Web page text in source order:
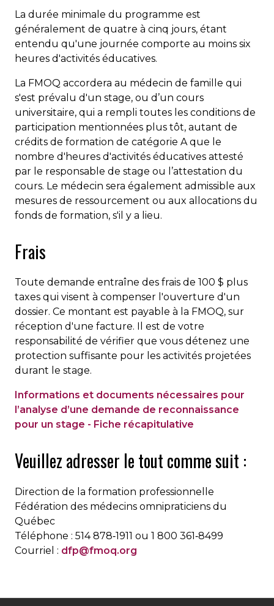
La durée minimale du programme est
généralement de quatre à cinq jours, étant
entendu qu'une journée comporte au moins six
heures d'activités éducatives.
La FMOQ accordera au médecin de famille qui
s'est prévalu d'un stage, ou d’un cours
universitaire, qui a rempli toutes les conditions de
participation mentionnées plus tôt, autant de
crédits de formation de catégorie A que le
nombre d'heures d'activités éducatives attesté
par le responsable de stage ou l’attestation du
cours. Le médecin sera également admissible aux
mesures de ressourcement ou aux allocations du
fonds de formation, s'il y a lieu.
Frais
Toute demande entraîne des frais de 100 $ plus
taxes qui visent à compenser l'ouverture d'un
dossier. Ce montant est payable à la FMOQ, sur
réception d'une facture. Il est de votre
responsabilité de vérifier que vous détenez une
protection suffisante pour les activités projetées
durant le stage.
Informations et documents nécessaires pour
l’analyse d’une demande de reconnaissance
pour un stage - Fiche récapitulative
Veuillez adresser le tout comme suit :
Direction de la formation professionnelle
Fédération des médecins omnipraticiens du
Québec
Téléphone : 514 878‐1911 ou 1 800 361‐8499
Courriel : dfp@fmoq.org